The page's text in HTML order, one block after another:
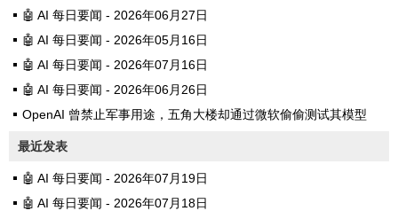
🤖 AI 每日要闻 - 2026年06月27日
🤖 AI 每日要闻 - 2026年05月16日
🤖 AI 每日要闻 - 2026年07月16日
🤖 AI 每日要闻 - 2026年06月26日
OpenAI 曾禁止军事用途，五角大楼却通过微软偷偷测试其模型
最近发表
🤖 AI 每日要闻 - 2026年07月19日
🤖 AI 每日要闻 - 2026年07月18日